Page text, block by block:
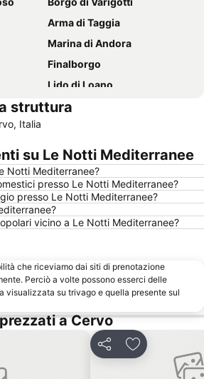
Arma di Taggia
Marina di Andora
Finalborgo
Lido di Loano
Stazione Ferroviaria San Remo
Lido di Noli
Bordighera Lido
Stazione di Alassio
Borgo di Bussana Vecchia
Sanremo in fiore
Spiaggia di Finalmarina
Lungomare delle Nazioni
Stabilimento Balneare Istituto San Giuseppe
Basilica di San Maurizio
Centro Storico
struttura
Italia
su Le Notti Mediterranee
Notti Mediterranee?
presso Le Notti Mediterranee?
presso Le Notti Mediterranee?
vicino a Le Notti Mediterranee?
che riceviamo dai siti di prenotazione
Perciò a volte possono esserci delle
visualizzata su trivago e quella presente sul
a Cervo
CondividiAggiungi ai